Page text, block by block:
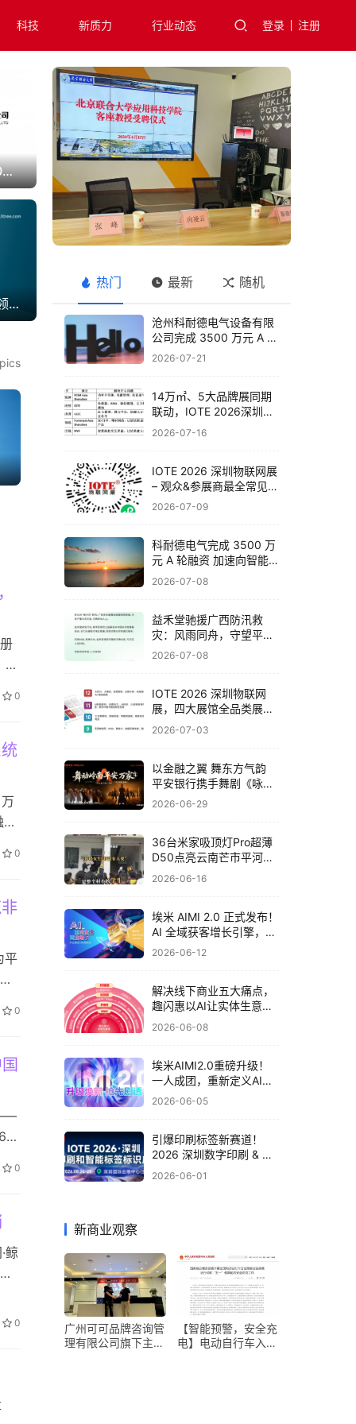
科技 新质力 行业动态 登录 注册
聚商共赢科技完成2400万元A轮融资，融海汇通领投场景化智能咖啡新零售
上海国际水展来袭，全领域净水专家立升4大首创亮点提前围观
0
0
平
0
月
0
鲸
0
热门 最新 随机
沧州科耐德电气设备有限
公司完成 3500 万元 A 轮
融资，布局智能配电全产
2026-07-21
14万㎡、5大品牌展同期
联动，IOTE 2026深圳物
联网展邀你一次看完全产
2026-07-16
IOTE 2026 深圳物联网展
– 观众&参展商最全常见问
题解答！
2026-07-09
科耐德电气完成 3500 万
元 A 轮融资 加速向智能
电气系统集成商战略转型
2026-07-08
​益禾堂驰援广西防汛救
灾：风雨同舟，守望平
安！
2026-07-08
IOTE 2026 深圳物联网
展，四大展馆全品类展品
与头部企业一览！
2026-07-03
以金融之翼 舞东方气韵
平安银行携手舞剧《咏
春》共筑非遗文化新体验
2026-06-29
36台米家吸顶灯Pro超薄
D50点亮云南芒市平河小
学，小米为大山孩子送去
2026-06-16
埃米 AIMI 2.0 正式发布！
AI 全域获客增长引擎，助
力中国制造数字化出海
2026-06-12
解决线下商业五大痛点，
趣闪惠以AI让实体生意不
再难做
2026-06-08
埃米AIMI2.0重磅升级！
一人成团，重新定义AI出
海营销
2026-06-05
引爆印刷标签新赛道！
2026 深圳数字印刷 & 智
能标签标识应用展 8 月重
2026-06-01
新商业观察
广州可可品牌咨询管
理有限公司旗下主唱
【智能预警，安全充
电】电动自行车入户